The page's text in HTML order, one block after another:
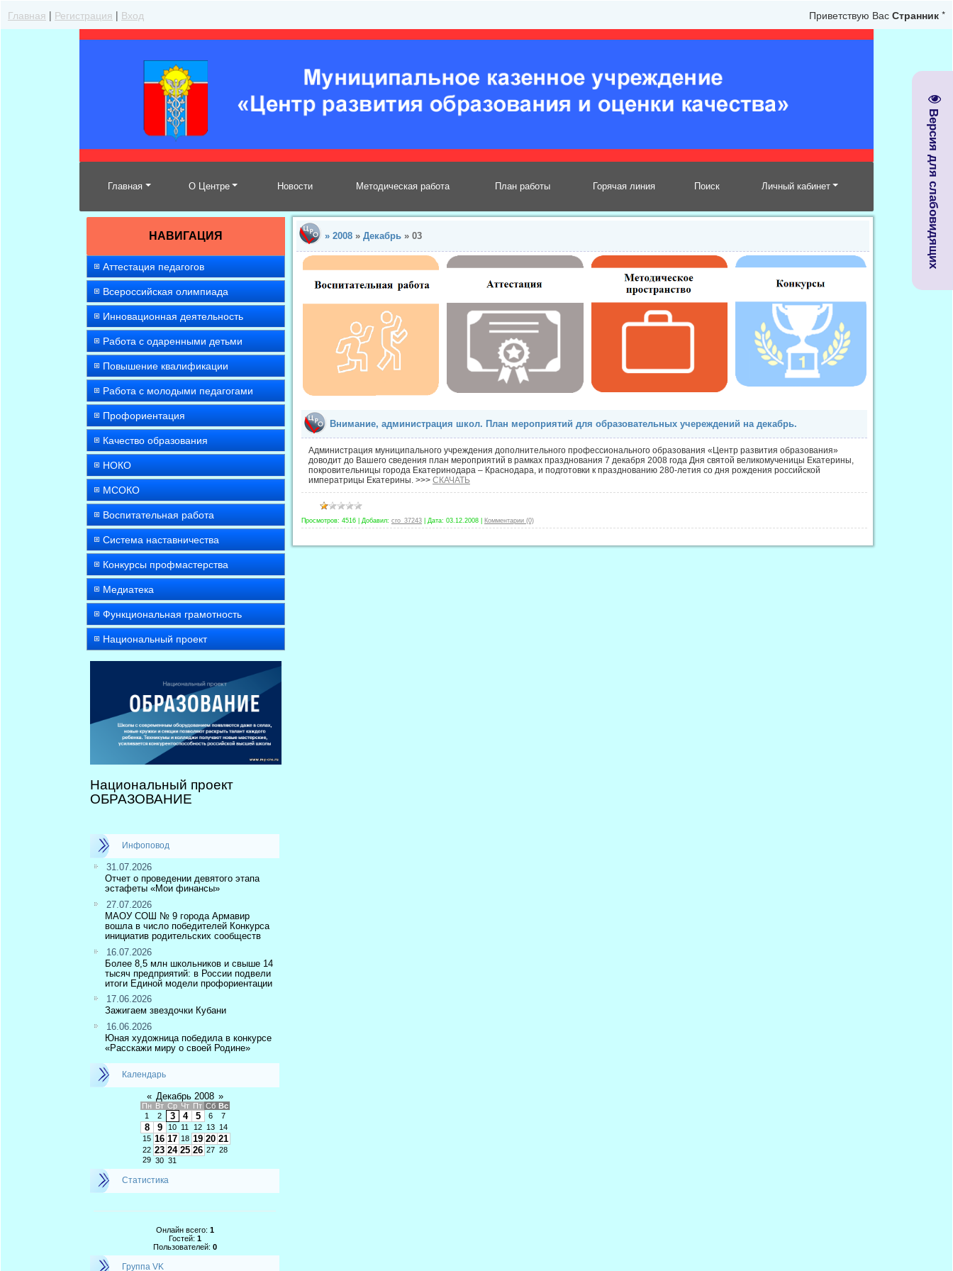
Версия для слабовидящих
Главная | Регистрация | Вход Приветствую Вас Странник *
Главная О Центре Новости Методическая работа План работы Горячая линия Поиск Личный кабинет
НАВИГАЦИЯ
Аттестация педагогов
Всероссийская олимпиада
Инновационная деятельность
Работа с одаренными детьми
Повышение квалификации
Работа с молодыми педагогами
Профориентация
Качество образования
НОКО
МСОКО
Воспитательная работа
Система наставничества
Конкурсы профмастерства
Медиатека
Функциональная грамотность
Национальный проект
Национальный проект
ОБРАЗОВАНИЕ
Инфоповод
31.07.2026
Отчет о проведении девятого этапа
эстафеты «Мои финансы»
27.07.2026
МАОУ СОШ № 9 города Армавир
вошла в число победителей Конкурса
инициатив родительских сообществ
16.07.2026
Более 8,5 млн школьников и свыше 14
тысяч предприятий: в России подвели
итоги Единой модели профориентации
17.06.2026
Зажигаем звездочки Кубани
16.06.2026
Юная художница победила в конкурсе
«Расскажи миру о своей Родине»
Календарь
« Декабрь 2008 »
Пн Вт Ср Чт Пт Сб Вс
1
2 3 4 5 6 7
8 9 10 11 12 13
14
15 16 17 18 19 20 21
22 23 24 25 26 27 28
29 30 31
Статистика
Онлайн всего: 1
Гостей: 1
Пользователей: 0
Группа VK
» 2008 » Декабрь » 03
Внимание, администрация школ. План мероприятий для образовательных учереждений на декабрь.
Администрация муниципального учреждения дополнительного профессионального образования «Центр развития образования»
доводит до Вашего сведения план мероприятий в рамках празднования 7 декабря 2008 года Дня святой великомученицы Екатерины,
покровительницы города Екатеринодара – Краснодара, и подготовки к празднованию 280-летия со дня рождения российской
императрицы Екатерины. >>> СКАЧАТЬ
Просмотров: 4516 Добавил: cro_37243 Дата: 03.12.2008 Комментарии (0)